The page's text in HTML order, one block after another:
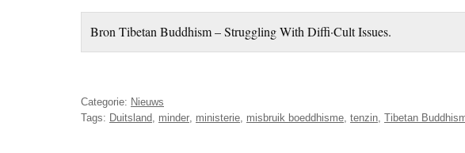
Bron Tibetan Buddhism – Struggling With Diffi·Cult Issues.
Categorie: Nieuws
Tags: Duitsland minder ministerie misbruik boeddhisme tenzin Tibetan